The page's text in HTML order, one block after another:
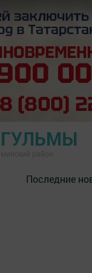
Последние